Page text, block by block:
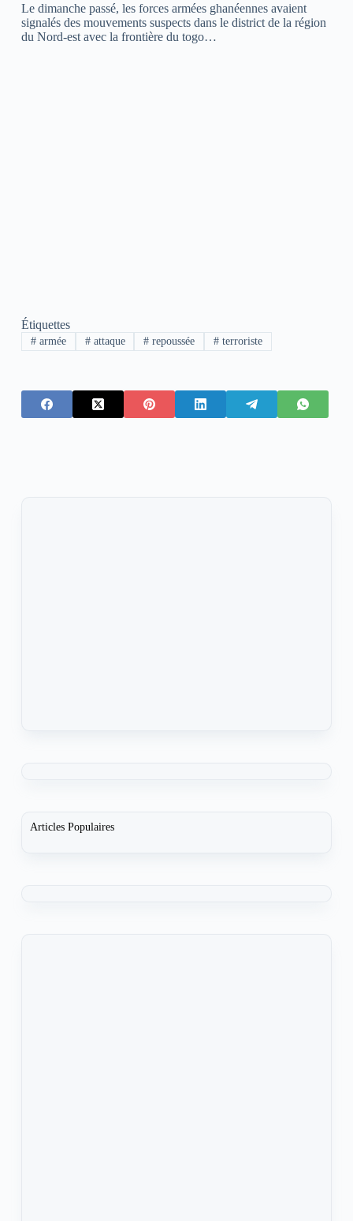
Le dimanche passé, les forces armées ghanéennes avaient
signalés des mouvements suspects dans le district de la région
du Nord-est avec la frontière du togo…
Étiquettes
#armée #attaque # repoussée # terroriste
Articles Populaires